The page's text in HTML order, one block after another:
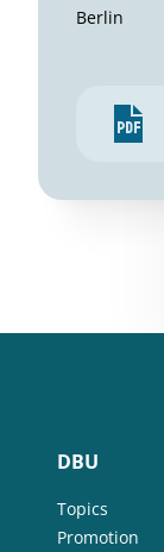
Berlin
DBU
Topics
Promotion